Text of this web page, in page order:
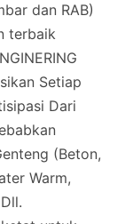
dan RAB)
terbaik
Setiap
Dari
(Beton,
Warm,